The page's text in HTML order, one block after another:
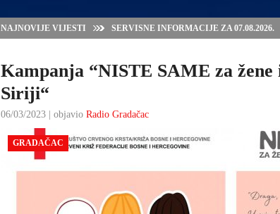
NAJNOVIJE VIJESTI
VLADA TK – POTPISAN UGOVOR: 6,9
GRADAČCA
Kampanja “NISTE SAME za
Siriji“
06/03/2023 | objavio Radio Gradačac
GRADAČAC